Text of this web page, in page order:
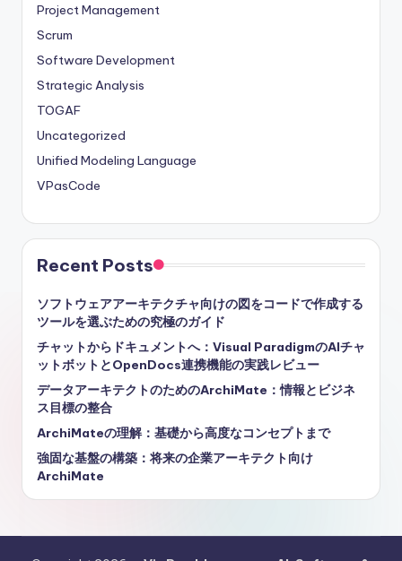
Project Management
Scrum
Software Development
Strategic Analysis
TOGAF
Uncategorized
Unified Modeling Language
VPasCode
Recent Posts
ソフトウェアアーキテクチャ向けの図をコードで作成する
ツールを選ぶための究極のガイド
チャットからドキュメントへ：Visual ParadigmのAIチャ
ットボットとOpenDocs連携機能の実践レビュー
データアーキテクトのためのArchiMate：情報とビジネ
ス目標の整合
ArchiMateの理解：基礎から高度なコンセプトまで
強固な基盤の構築：将来の企業アーキテクト向け
ArchiMate